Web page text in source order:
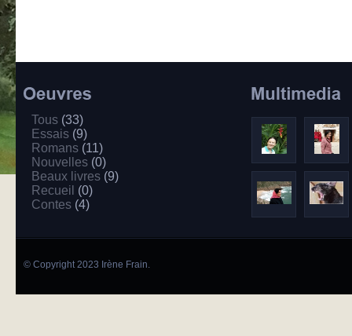
Tous (33)
Essais (9)
Romans (11)
Nouvelles (0)
Beaux livres (9)
Recueil (0)
Contes (4)
© Copyright 2023 Irène Frain.